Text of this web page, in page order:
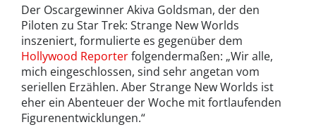
Der Oscargewinner Akiva Goldsman, der den
Piloten zu Star Trek: Strange New Worlds
inszeniert, formulierte es gegenüber dem
Hollywood Reporterfolgendermaßen: „Wir alle,
mich eingeschlossen, sind sehr angetan vom
seriellen Erzählen. Aber Strange New Worlds ist
eher ein Abenteuer der Woche mit fortlaufenden
Figurenentwicklungen.“